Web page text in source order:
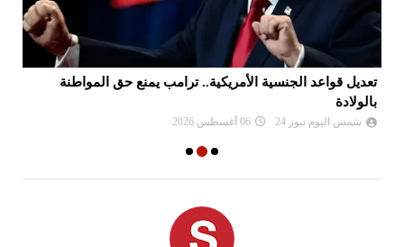
تعديل قواعد الجنسية الأمريكية.. ترامب يمنع حق المواطنة
بالولادة
شمس اليوم نيوز 24 06 أغسطس 2026